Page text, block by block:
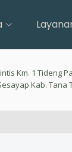
Km. 1 Tideng
Kab. Tana